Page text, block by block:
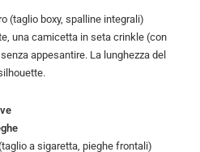
(taglio boxy, spalline integrali)
una camicetta in seta crinkle (con
appesantire. La lunghezza del
a sigaretta, pieghe frontali)